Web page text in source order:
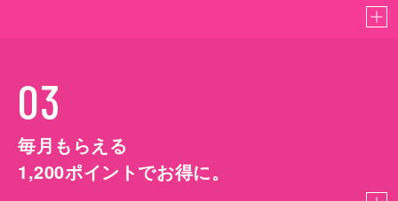
03
毎月もらえる
1,200ポイントでお得に。